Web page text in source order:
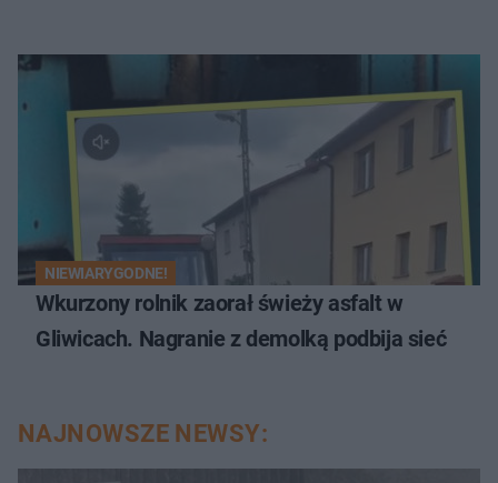
NIEWIARYGODNE!
Wkurzony rolnik zaorał świeży asfalt w
Gliwicach. Nagranie z demolką podbija sieć
NAJNOWSZE NEWSY: